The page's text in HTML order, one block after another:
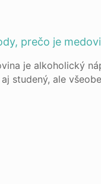
prečo je
je alkoholický
studený, ale